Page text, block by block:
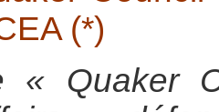
(*)
« Quaker